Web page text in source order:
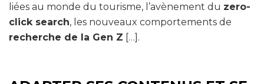
liées au monde du tourisme, l’avènement du zero-
click search, les nouveaux comportements de
recherche de la Gen Z […].